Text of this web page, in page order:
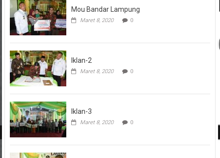
Mou Bandar Lampung
Maret 8, 2020 0
Iklan-2
Maret 8, 2020 0
Iklan-3
Maret 8, 2020 0